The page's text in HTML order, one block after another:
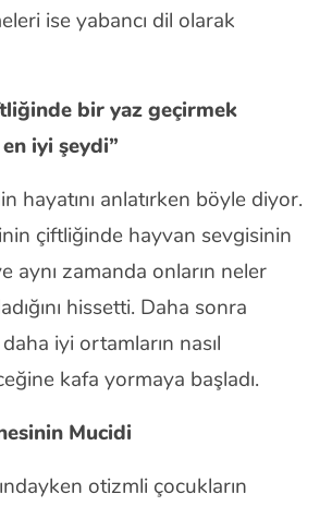
ise yabancı dil olarak
bir yaz geçirmek
iyi şeydi”
hayatını anlatırken böyle diyor.
çiftliğinde hayvan sevgisinin
aynı zamanda onların neler
hissetti. Daha sonra
iyi ortamların nasıl
kafa yormaya başladı.
Mucidi
otizmli çocukların